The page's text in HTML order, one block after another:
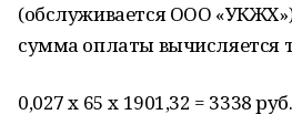
(обслуживается ООО
сумма оплаты вычисляется
0,027 х 65 х 1901,32 = 3338 руб.